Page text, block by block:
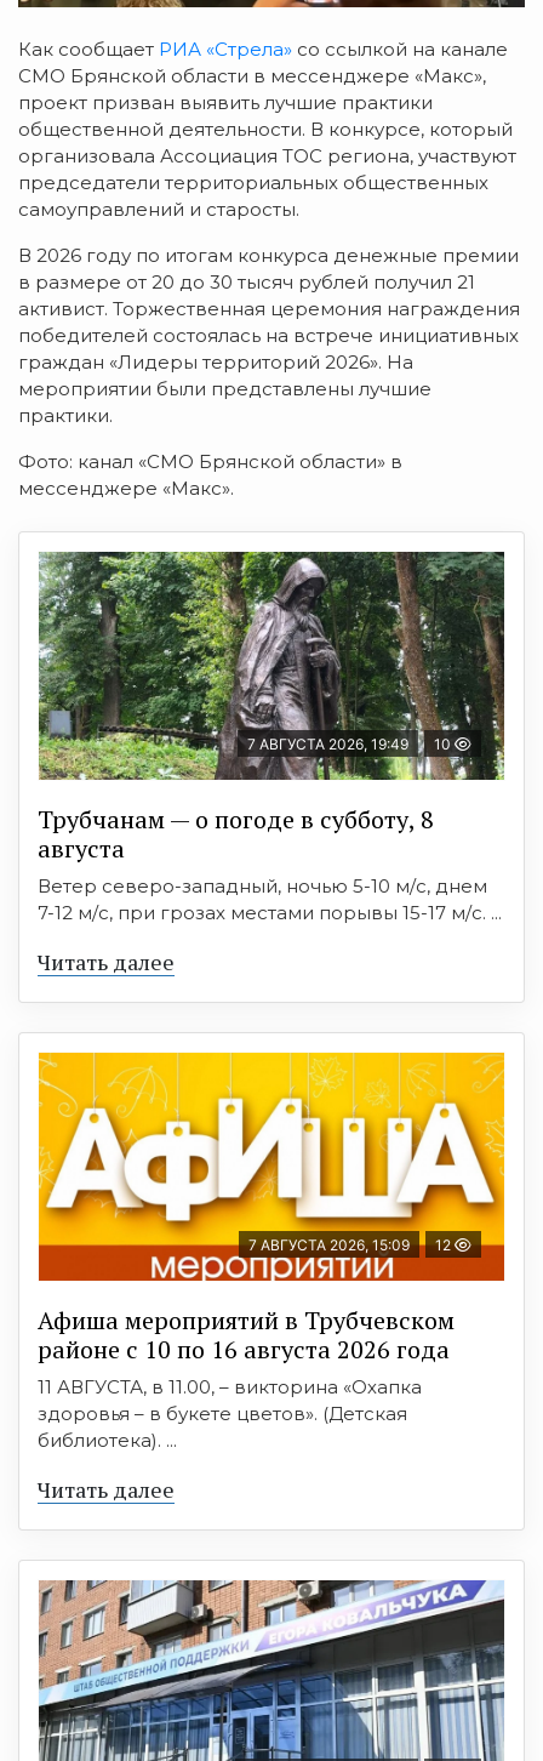
Как сообщает РИА «Стрела» со ссылкой на канале
СМО Брянской области в мессенджере «Макс»,
проект призван выявить лучшие практики
общественной деятельности. В конкурсе, который
организовала Ассоциация ТОС региона, участвуют
председатели территориальных общественных
самоуправлений и старосты.
В 2026 году по итогам конкурса денежные премии
в размере от 20 до 30 тысяч рублей получил 21
активист. Торжественная церемония награждения
победителей состоялась на встрече инициативных
граждан «Лидеры территорий 2026». На
мероприятии были представлены лучшие
практики.
Фото: канал «СМО Брянской области» в
мессенджере «Макс».
7 АВГУСТА 2026, 19:49 10
Трубчанам — о погоде в субботу, 8
августа
Ветер северо-западный, ночью 5-10 м/с, днем
7-12 м/с, при грозах местами порывы 15-17 м/с. ...
Читать далее
7 АВГУСТА 2026, 15:09 12
Афиша мероприятий в Трубчевском
районе с 10 по 16 августа 2026 года
11 АВГУСТА, в 11.00, – викторина «Охапка
здоровья – в букете цветов». (Детская
библиотека). ...
Читать далее